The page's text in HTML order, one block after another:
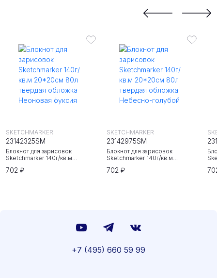
702 ₽
Блокнот для зарисовок
Sketchmarker 140г/кв.м
Неоновая фуксия
SKETCHMARKER
23142325SM
702 ₽
Блокнот для зарисовок
Sketchmarker 140г/кв.м
Небесно-голубой
SKETCHMARKER
23142975SM
+7 (495) 660 59 99